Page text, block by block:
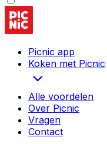
Picnic app
Koken met Picnic
Alle voordelen
Over Picnic
Vragen
Contact